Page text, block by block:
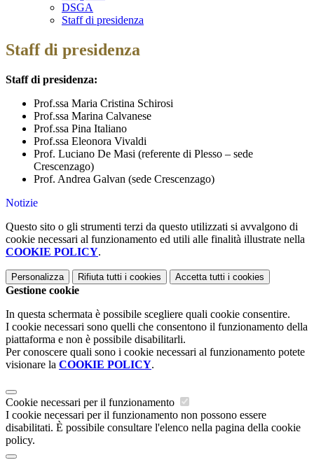
DSGA
Staff di presidenza
Staff di presidenza
Staff di presidenza:
Prof.ssa Maria Cristina Schirosi
Prof.ssa Marina Calvanese
Prof.ssa Pina Italiano
Prof.ssa Eleonora Vivaldi
Prof. Luciano De Masi (referente di Plesso – sede
Crescenzago)
Prof. Andrea Galvan (sede Crescenzago)
Notizie
Questo sito o gli strumenti terzi da questo utilizzati si avvalgono di
cookie necessari al funzionamento ed utili alle finalità illustrate nella
COOKIE POLICY.
Personalizza Rifiuta tutti i cookies Accetta tutti i cookies
Gestione cookie
In questa schermata è possibile scegliere quali cookie consentire.
I cookie necessari sono quelli che consentono il funzionamento della
piattaforma e non è possibile disabilitarli.
Per conoscere quali sono i cookie necessari al funzionamento potete
visionare la COOKIE POLICY.
Cookie necessari per il funzionamento
I cookie necessari per il funzionamento non possono essere
disabilitati. È possibile consultare l'elenco nella pagina della cookie
policy.